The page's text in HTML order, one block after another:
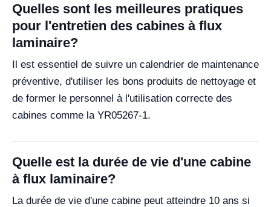
Quelles sont les meilleures pratiques
pour l'entretien des cabines à flux
laminaire?
Il est essentiel de suivre un calendrier de maintenance
préventive, d'utiliser les bons produits de nettoyage et
de former le personnel à l'utilisation correcte des
cabines comme la YR05267-1.
Quelle est la durée de vie d'une cabine
à flux laminaire?
La durée de vie d'une cabine peut atteindre 10 ans si